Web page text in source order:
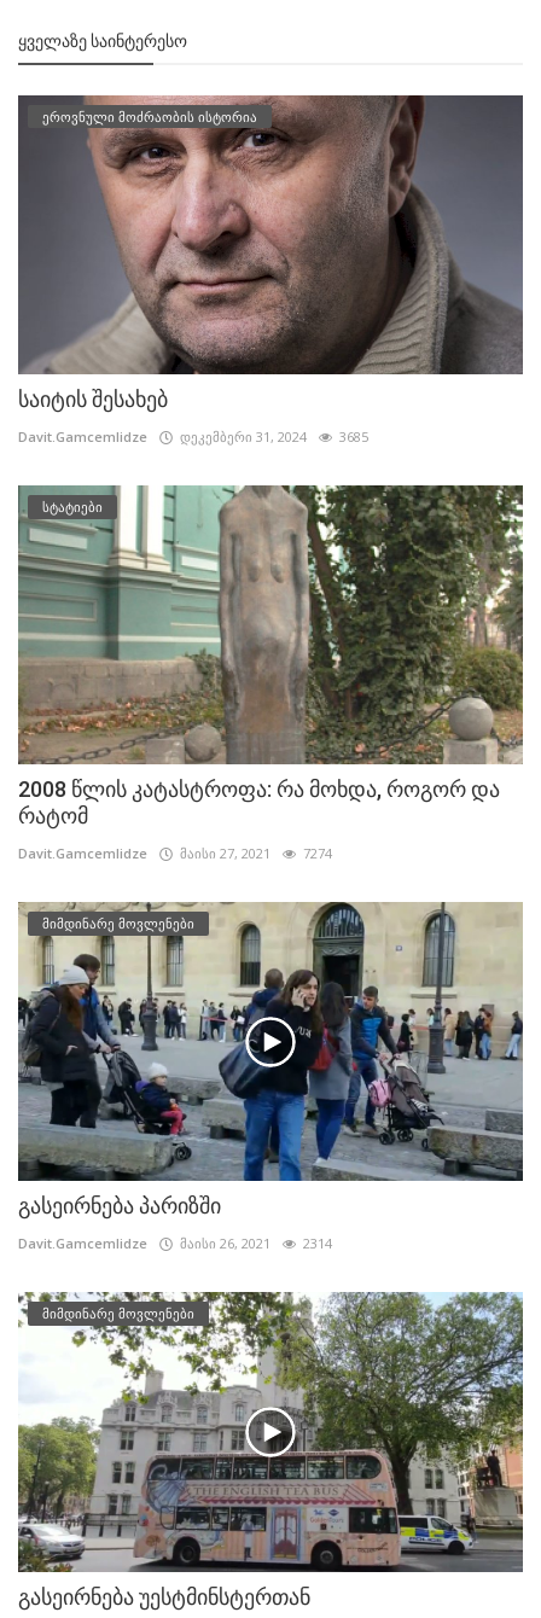
ᲧᲕᲔᲚᲐᲖᲔ ᲡᲐᲘᲜᲢᲔᲠᲔᲡᲝ
ეროვნული მოძრაობის ისტორია
საიტის შესახებ
Davit.Gamcemlidze დეკემბერი 31, 2024 3685
სტატიები
2008 წლის კატასტროფა: რა მოხდა, როგორ და
რატომ
Davit.Gamcemlidze მაისი 27, 2021 7274
მიმდინარე მოვლენები
გასეირნება პარიზში
Davit.Gamcemlidze მაისი 26, 2021 2314
მიმდინარე მოვლენები
გასეირნება უესტმინსტერთან